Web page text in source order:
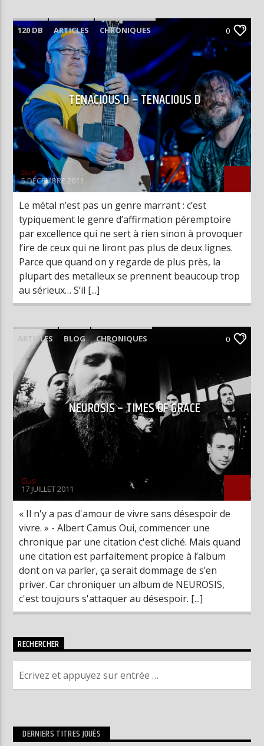
120 DB ARTICLES CHRONIQUES 0
TENACIOUS D – TENACIOUS D
Gus
5 DÉCEMBRE 2011
Le métal n’est pas un genre marrant : c’est
typiquement le genre d’affirmation péremptoire
par excellence qui ne sert à rien sinon à provoquer
l’ire de ceux qui ne liront pas plus de deux lignes.
Parce que quand on y regarde de plus près, la
plupart des metalleux se prennent beaucoup trop
au sérieux… S’il [...]
ARTICLES BLOG CHRONIQUES 0
NEUROSIS – TIMES OF GRACE
Gus
17 JUILLET 2011
« Il n'y a pas d'amour de vivre sans désespoir de
vivre. » - Albert Camus Oui, commencer une
chronique par une citation c'est cliché. Mais quand
une citation est parfaitement propice à l’album
dont on va parler, ça serait dommage de s’en
priver. Car chroniquer un album de NEUROSIS,
c'est toujours s'attaquer au désespoir. [...]
RECHERCHER
DERNIERS TITRES JOUÉS